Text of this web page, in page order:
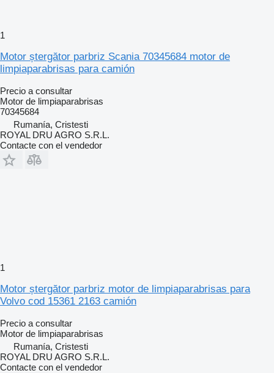
1
Motor ștergător parbriz Scania 70345684 motor de
limpiaparabrisas para camión
Precio a consultar
Motor de limpiaparabrisas
70345684
Rumanía, Cristesti
ROYAL DRU AGRO S.R.L.
Contacte con el vendedor
1
Motor ștergător parbriz motor de limpiaparabrisas para
Volvo cod 15361 2163 camión
Precio a consultar
Motor de limpiaparabrisas
Rumanía, Cristesti
ROYAL DRU AGRO S.R.L.
Contacte con el vendedor